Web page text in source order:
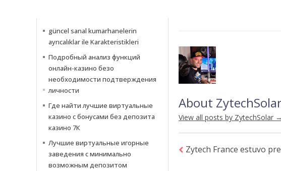
About
View all posts by ZytechSolar →
Zytech France estuvo
güncel sanal kumarhanelerin
ayrıcalıklar ile Karakteristikleri
Подробный анализ функций
онлайн-казино безо
необходимости подтверждения
личности
Где найти лучшие виртуальные
казино с бонусами без депозита
казино 7К
Лучшие виртуальные игорные
заведения с минимально
возможным депозитом